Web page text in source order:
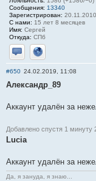
Сообщения: 13340
Зарегистрирован: 20.11.2010
С нами: 15 лет 8 месяцев
Имя: Сергей
Откуда: СПб
Отправить личное
Сайт
#650 24.02.2019, 11:08
Александр_89
Аккаунт удалён за
Добавлено спустя 1 минуту
Lucia
Аккаунт удалён за
Да, я зануда, я знаю...